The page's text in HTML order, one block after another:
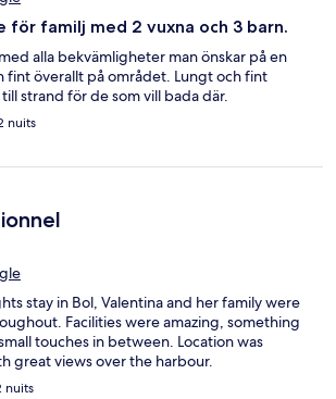
för familj med 2 vuxna och 3 barn.
alla bekvämligheter man önskar på en
fint överallt på området. Lungt och fint
strand för de som vill bada där.
nuits
stay in Bol, Valentina and her family were
Facilities were amazing, something
touches in between. Location was
great views over the harbour.
nuits